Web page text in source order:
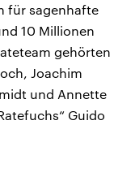
für sagenhafte
10 Millionen
gehörten
Joachim
und Annette
Guido